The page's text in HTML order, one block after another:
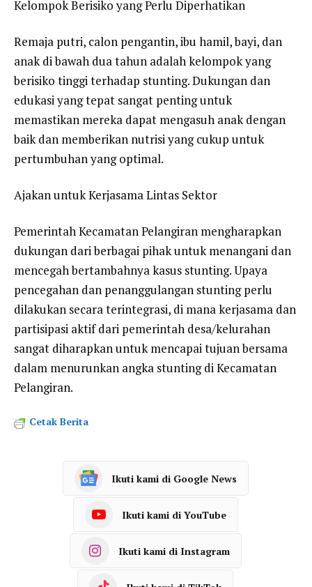
Kelompok Berisiko yang Perlu Diperhatikan
Remaja putri, calon pengantin, ibu hamil, bayi, dan
anak di bawah dua tahun adalah kelompok yang
berisiko tinggi terhadap stunting. Dukungan dan
edukasi yang tepat sangat penting untuk
memastikan mereka dapat mengasuh anak dengan
baik dan memberikan nutrisi yang cukup untuk
pertumbuhan yang optimal.
Ajakan untuk Kerjasama Lintas Sektor
Pemerintah Kecamatan Pelangiran mengharapkan
dukungan dari berbagai pihak untuk menangani dan
mencegah bertambahnya kasus stunting. Upaya
pencegahan dan penanggulangan stunting perlu
dilakukan secara terintegrasi, di mana kerjasama dan
partisipasi aktif dari pemerintah desa/kelurahan
sangat diharapkan untuk mencapai tujuan bersama
dalam menurunkan angka stunting di Kecamatan
Pelangiran.
Cetak Berita
Ikuti kami di Google News
Ikuti kami di YouTube
Ikuti kami di Instagram